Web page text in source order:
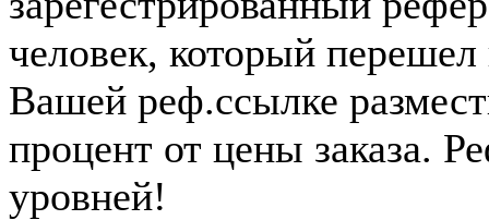
человек, который
Вашей реф.ссылке
процент от цены заказа.
уровней!